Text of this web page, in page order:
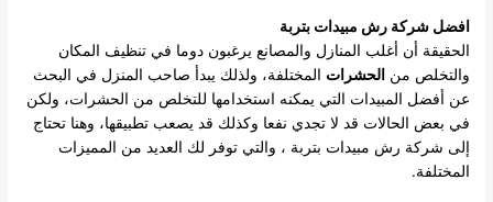
افضلشركة رش مبيدات بتربة
الحقيقة أن أغلب المنازل والمصانع يرغبون دوما في تنظيف المكان
والتخلص من الحشرات المختلفة، ولذلك يبدأ صاحب المنزل في البحث
عن أفضل المبيدات التي يمكنه استخدامها للتخلص من الحشرات، ولكن
في بعض الحالات قد لا تجدي نفعا وكذلك قد يصعب تطبيقها، وهنا تحتاج
إلى شركة رش مبيدات بتربة ، والتي توفر لك العديد من المميزات
المختلفة.